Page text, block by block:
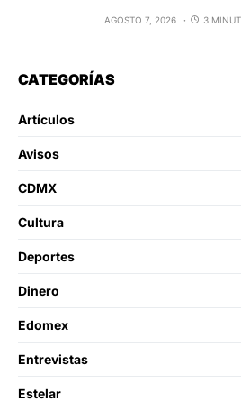
AGOSTO 7, 2026 3
CATEGORÍAS
Artículos
Avisos
CDMX
Cultura
Deportes
Dinero
Edomex
Entrevistas
Estelar